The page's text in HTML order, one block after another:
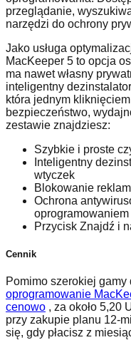
przeglądanie,
narzędzi do ochrony
Jako usługa
MacKeeper 5 to opcja
ma nawet własny
inteligentny
która jednym
bezpieczeństwo,
zestawie znajdziesz:
Szybkie i proste
Inteligentny
wtyczek
Blokowanie
Ochrona
oprogramowaniem
Przycisk Znajdź i
Cennik
Pomimo szerokiej gamy
oprogramowanie
cenowo , za około 5,20
przy zakupie planu 12-
się, gdy płacisz z